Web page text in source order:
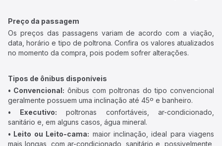
Preço da passagem
Os preços das passagens variam de acordo com a viação,
data, horário e tipo de poltrona. Confira os valores atualizados
no momento da compra, pois podem sofrer alterações.
Tipos de ônibus disponíveis
• Convencional: ônibus com poltronas do tipo convencional
geralmente possuem uma inclinação até 45º e banheiro.
• Executivo: poltronas confortáveis, ar-condicionado,
sanitário e, em alguns casos, água mineral.
• Leito ou Leito-cama: maior inclinação, ideal para viagens
mais longas, com ar-condicionado, sanitário e, possivelmente,